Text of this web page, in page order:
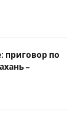
приговор по
–